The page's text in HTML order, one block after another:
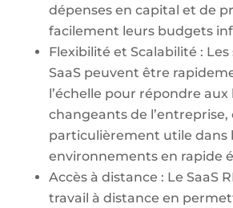
dépenses en capital et de
facilement leurs budgets
Flexibilité et Scalabilité :
SaaS peuvent être
l’échelle pour répondre aux
changeants de l’entreprise,
particulièrement utile dans
environnements en rapide
Accès à distance : Le SaaS
travail à distance en